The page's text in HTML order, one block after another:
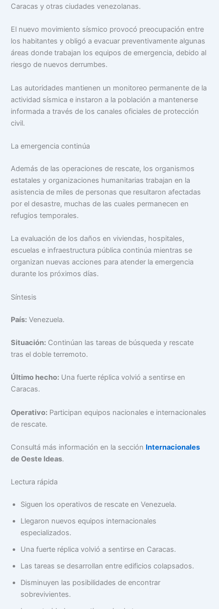
Caracas y otras ciudades venezolanas.
El nuevo movimiento sísmico provocó preocupación entre
los habitantes y obligó a evacuar preventivamente algunas
áreas donde trabajan los equipos de emergencia, debido al
riesgo de nuevos derrumbes.
Las autoridades mantienen un monitoreo permanente de la
actividad sísmica e instaron a la población a mantenerse
informada a través de los canales oficiales de protección
civil.
La emergencia continúa
Además de las operaciones de rescate, los organismos
estatales y organizaciones humanitarias trabajan en la
asistencia de miles de personas que resultaron afectadas
por el desastre, muchas de las cuales permanecen en
refugios temporales.
La evaluación de los daños en viviendas, hospitales,
escuelas e infraestructura pública continúa mientras se
organizan nuevas acciones para atender la emergencia
durante los próximos días.
Síntesis
País: Venezuela.
Situación: Continúan las tareas de búsqueda y rescate
tras el doble terremoto.
Último hecho: Una fuerte réplica volvió a sentirse en
Caracas.
Operativo: Participan equipos nacionales e internacionales
de rescate.
Consultá más información en la sección Internacionales
de Oeste Ideas.
Lectura rápida
Siguen los operativos de rescate en Venezuela.
Llegaron nuevos equipos internacionales
especializados.
Una fuerte réplica volvió a sentirse en Caracas.
Las tareas se desarrollan entre edificios colapsados.
Disminuyen las posibilidades de encontrar
sobrevivientes.